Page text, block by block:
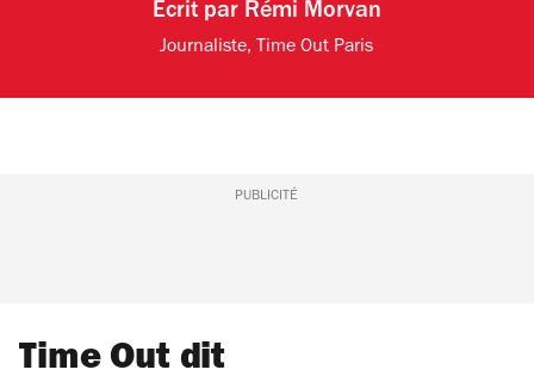
Écrit par Rémi Morvan
Journaliste, Time Out Paris
PUBLICITÉ
Time Out dit